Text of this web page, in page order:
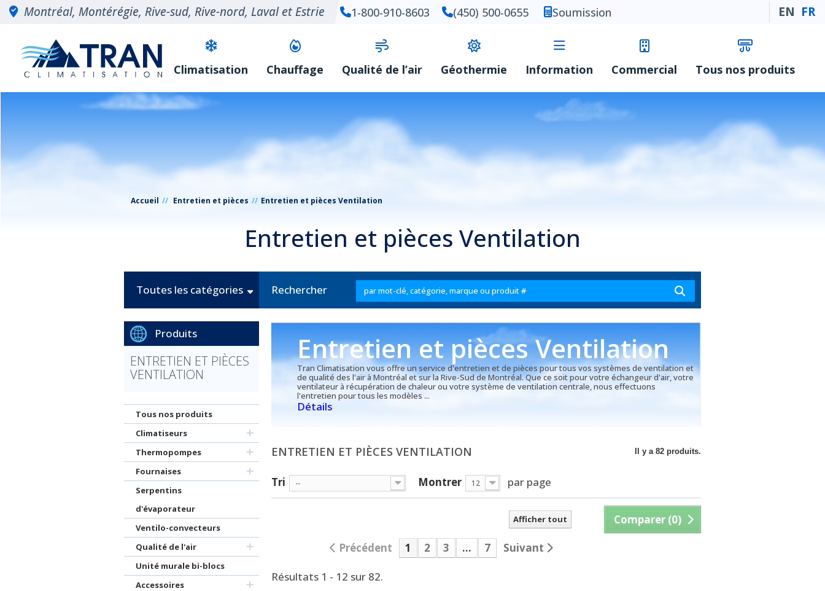
Montréal, Montérégie, Rive-sud, Rive-nord, Laval et Estrie 1-800-910-8603 (450) 500-0655 Soumission EN FR
Climatisation Chauffage Qualité de l’air Géothermie Information Commercial Tous nos produits
Accueil Entretien et pièces Entretien et pièces Ventilation
Entretien et pièces Ventilation
Toutes les catégories Rechercher
Produits
ENTRETIEN ET PIÈCES
VENTILATION
Tous nos produits
Climatiseurs
Thermopompes
Fournaises
Serpentins
d'évaporateur
Ventilo-convecteurs
Qualité de l'air
Unité murale bi-blocs
Accessoires
Entretien et pièces Ventilation
Tran Climatisation vous offre un service d'entretien et de pièces pour tous vos systèmes de ventilation et
de qualité des l'air à Montréal et sur la Rive-Sud de Montréal. Que ce soit pour votre échangeur d'air, votre
ventilateur à récupération de chaleur ou votre système de ventilation centrale, nous effectuons
l'entretien pour tous les modèles ...
Détails
ENTRETIEN ET PIÈCES VENTILATION Il y a 82 produits.
Tri -- Montrer 12 par page
Comparer (0)
Afficher tout
Précédent 1 2 3 ... 7 Suivant
Résultats 1 - 12 sur 82.